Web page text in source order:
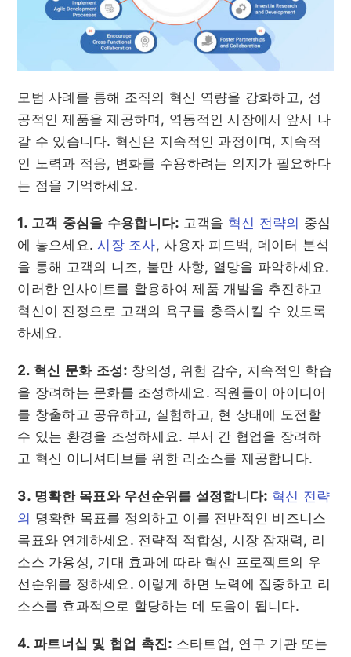
모범 사례를 통해 조직의 혁신 역량을 강화하고, 성
공적인 제품을 제공하며, 역동적인 시장에서 앞서 나
갈 수 있습니다. 혁신은 지속적인 과정이며, 지속적
인 노력과 적응, 변화를 수용하려는 의지가 필요하다
는 점을 기억하세요.
1. 고객 중심을 수용합니다: 고객을 혁신 전략의 중심
에 놓으세요.시장 조사, 사용자 피드백, 데이터 분석
을 통해 고객의 니즈, 불만 사항, 열망을 파악하세요.
이러한 인사이트를 활용하여 제품 개발을 추진하고
혁신이 진정으로 고객의 욕구를 충족시킬 수 있도록
하세요.
2. 혁신 문화 조성: 창의성, 위험 감수, 지속적인 학습
을 장려하는 문화를 조성하세요. 직원들이 아이디어
를 창출하고 공유하고, 실험하고, 현 상태에 도전할
수 있는 환경을 조성하세요. 부서 간 협업을 장려하
고 혁신 이니셔티브를 위한 리소스를 제공합니다.
3. 명확한 목표와 우선순위를 설정합니다: 혁신 전략
의 명확한 목표를 정의하고 이를 전반적인 비즈니스
목표와 연계하세요. 전략적 적합성, 시장 잠재력, 리
소스 가용성, 기대 효과에 따라 혁신 프로젝트의 우
선순위를 정하세요. 이렇게 하면 노력에 집중하고 리
소스를 효과적으로 할당하는 데 도움이 됩니다.
4. 파트너십 및 협업 촉진: 스타트업, 연구 기관 또는